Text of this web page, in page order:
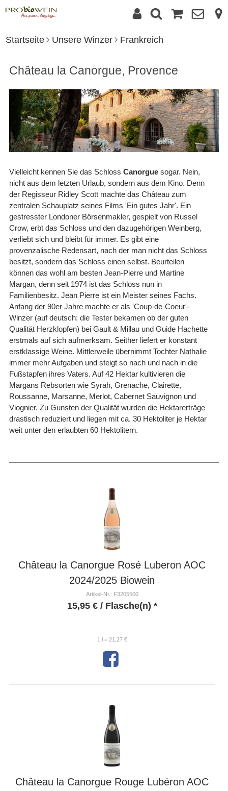
Startseite Unsere Winzer Frankreich
Château la Canorgue, Provence
Vielleicht kennen Sie das Schloss Canorgue sogar. Nein,
nicht aus dem letzten Urlaub, sondern aus dem Kino. Denn
der Regisseur Ridley Scott machte das Château zum
zentralen Schauplatz seines Films 'Ein gutes Jahr'. Ein
gestresster Londoner Börsenmakler, gespielt von Russel
Crow, erbt das Schloss und den dazugehörigen Weinberg,
verliebt sich und bleibt für immer. Es gibt eine
provenzalische Redensart, nach der man nicht das Schloss
besitzt, sondern das Schloss einen selbst. Beurteilen
können das wohl am besten Jean-Pierre und Martine
Margan, denn seit 1974 ist das Schloss nun in
Familienbesitz. Jean Pierre ist ein Meister seines Fachs.
Anfang der 90er Jahre machte er als 'Coup-de-Coeur'-
Winzer (auf deutsch: die Tester bekamen ob der guten
Qualität Herzklopfen) bei Gault & Millau und Guide Hachette
erstmals auf sich aufmerksam. Seither liefert er konstant
erstklassige Weine. Mittlerweile übernimmt Tochter Nathalie
immer mehr Aufgaben und steigt so nach und nach in die
Fußstapfen ihres Vaters. Auf 42 Hektar kultivieren die
Margans Rebsorten wie Syrah, Grenache, Clairette,
Roussanne, Marsanne, Merlot, Cabernet Sauvignon und
Viognier. Zu Gunsten der Qualität wurden die Hektarerträge
drastisch reduziert und liegen mit ca. 30 Hektoliter je Hektar
weit unter den erlaubten 60 Hektolitern.
Château la Canorgue Rosé Luberon AOC
2024/2025 Biowein
Artikel-Nr.: F3205500
15,95 €/ Flasche(n) *
1 l = 21,27 €
Château la Canorgue Rouge Lubéron AOC